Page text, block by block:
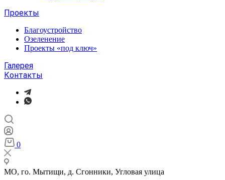
Проекты
Благоустройство
Озеленение
Проекты «под ключ»
Галерея
Контакты
0
МО, го. Мытищи, д. Сгонники, Угловая улица